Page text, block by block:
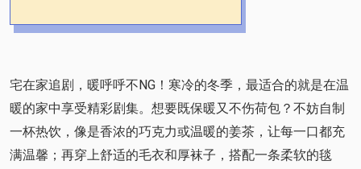
宅在家追剧，暖呼呼不NG！寒冷的冬季，最适合的就是在温
暖的家中享受精彩剧集。想要既保暖又不伤荷包？不妨自制
一杯热饮，像是香浓的巧克力或温暖的姜茶，让每一口都充
满温馨；再穿上舒适的毛衣和厚袜子，搭配一条柔软的毯